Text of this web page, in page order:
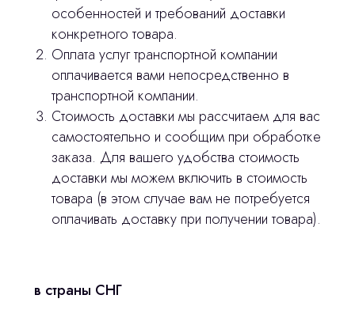
особенностей и требований доставки
конкретного товара.
Оплата услуг транспортной компании
оплачивается вами непосредственно в
транспортной компании.
Стоимость доставки мы рассчитаем для вас
самостоятельно и сообщим при обработке
заказа. Для вашего удобства стоимость
доставки мы можем включить в стоимость
товара (в этом случае вам не потребуется
оплачивать доставку при получении товара).
в страны СНГ
оставьте контакты, мы свяжемся и
© 2024 ЛС Дентал Групп